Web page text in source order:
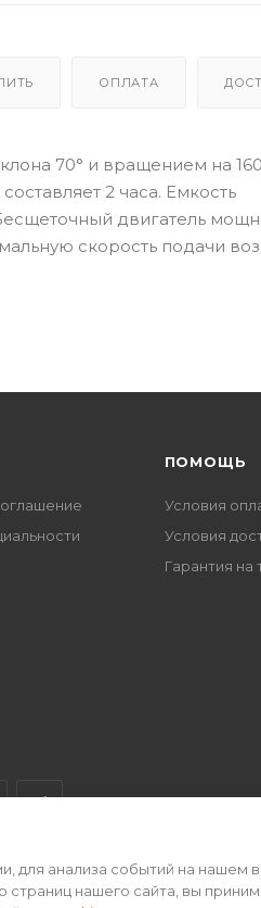
ОПЛАТА
70° и вращением на
2 часа. Емкость
двигатель
скорость подачи
ПОМОЩЬ
Условия
Условия
Гарантия на
анализа событий на нашем
нашего сайта, вы